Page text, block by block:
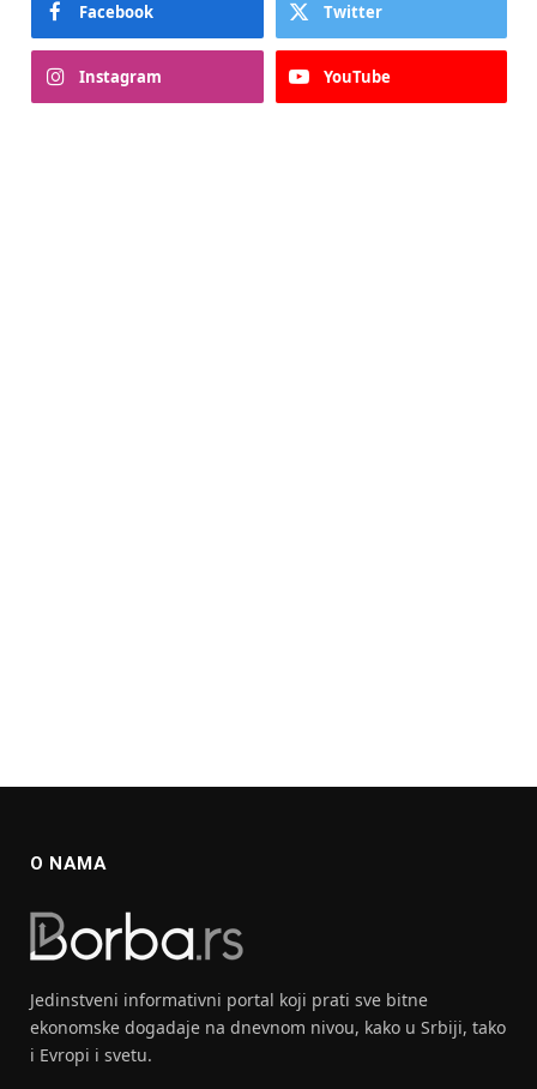
Facebook Twitter
Instagram YouTube
O NAMA
Jedinstveni informativni portal koji prati sve bitne
ekonomske dogadaje na dnevnom nivou, kako u Srbiji, tako
i Evropi i svetu.